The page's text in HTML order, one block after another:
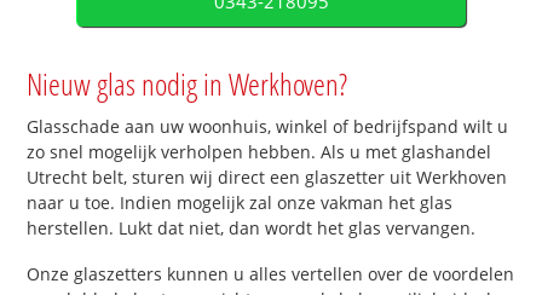
Nieuw glas nodig in Werkhoven?
Glasschade aan uw woonhuis, winkel of bedrijfspand wilt u
zo snel mogelijk verholpen hebben. Als u met glashandel
Utrecht belt, sturen wij direct een glaszetter uit Werkhoven
naar u toe. Indien mogelijk zal onze vakman het glas
herstellen. Lukt dat niet, dan wordt het glas vervangen.
Onze glaszetters kunnen u alles vertellen over de voordelen